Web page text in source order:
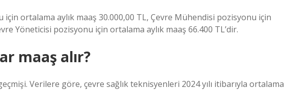
için ortalama aylık maaş 30.000,00 TL, Çevre Mühendisi pozisyonu için
Yöneticisi pozisyonu için ortalama aylık maaş 66.400 TL’dir.
maaş alır?
Verilere göre, çevre sağlık teknisyenleri 2024 yılı itibarıyla ortalama